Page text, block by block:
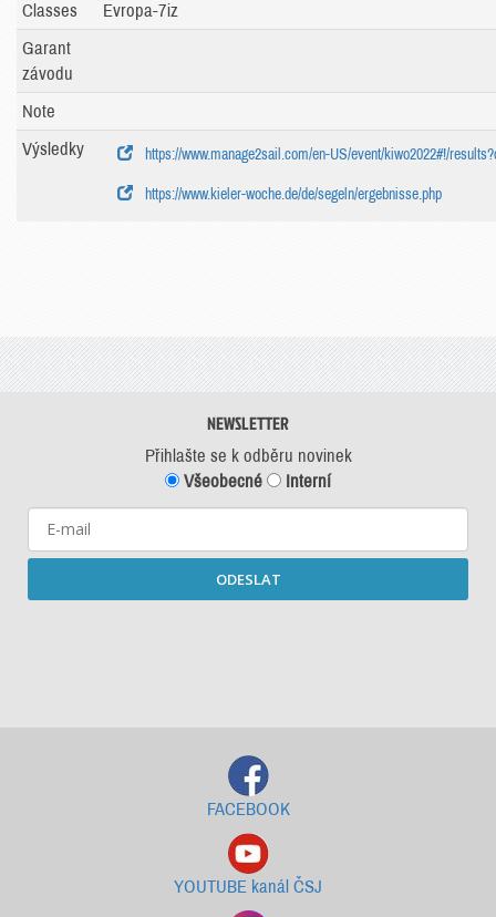
Classes
Evropa-7iz
Garant
závodu
Note
Výsledky
https://www.manage2sail.com/en-US/event/kiwo2022#!/
https://www.kieler-woche.de/de/segeln/ergebnisse.php
NEWSLETTER
Přihlašte se k odběru novinek
Všeobecné
Interní
ODESLAT
FACEBOOK
YOUTUBE kanál ČSJ